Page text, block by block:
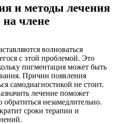
и методы лечения
члене
волноваться
с этой проблемой. Это
пигментация может быть
Причин появления
самодиагностикой не стоит.
лечение поможет
незамедлительно.
сроки терапии и